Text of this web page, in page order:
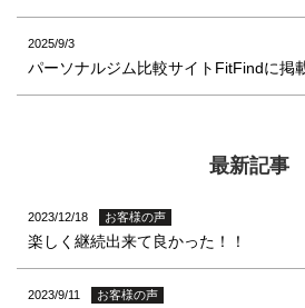
2025/9/3
パーソナルジム比較サイトFitFindに掲
最新記事
2023/12/18 お客様の声
楽しく継続出来て良かった！！
2023/9/11 お客様の声